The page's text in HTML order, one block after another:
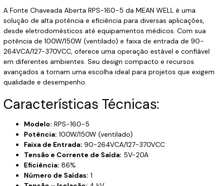
A Fonte Chaveada Aberta RPS-160-5 da MEAN WELL é uma
solução de alta potência e eficiência para diversas aplicações,
desde eletrodomésticos até equipamentos médicos. Com sua
potência de 100W/150W (ventilado) e faixa de entrada de 90-
264VCA/127-370VCC, oferece uma operação estável e confiável
em diferentes ambientes. Seu design compacto e recursos
avançados a tornam uma escolha ideal para projetos que exigem
qualidade e desempenho.
Características Técnicas:
Modelo: RPS-160-5
Potência: 100W/150W (ventilado)
Faixa de Entrada: 90-264VCA/127-370VCC
Tensão e Corrente de Saída: 5V-20A
Eficiência: 86%
Número de Saídas: 1